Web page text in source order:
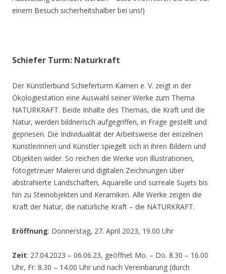
einem Besuch sicherheitshalber bei uns!)
Schiefer Turm: Naturkraft
Der Künstlerbund Schieferturm Kamen e. V. zeigt in der
Ökologiestation eine Auswahl seiner Werke zum Thema
NATURKRAFT. Beide Inhalte des Themas, die Kraft und die
Natur, werden bildnerisch aufgegriffen, in Frage gestellt und
gepriesen. Die Individualität der Arbeitsweise der einzelnen
Künstlerinnen und Künstler spiegelt sich in ihren Bildern und
Objekten wider. So reichen die Werke von Illustrationen,
fotogetreuer Malerei und digitalen Zeichnungen über
abstrahierte Landschaften, Aquarelle und surreale Sujets bis
hin zu Steinobjekten und Keramiken. Alle Werke zeigen die
Kraft der Natur, die natürliche Kraft – die NATURKRAFT.
Eröffnung: Donnerstag, 27. April 2023, 19.00 Uhr
Zeit: 27.04.2023 – 06.06.23, geöffnet Mo. – Do. 8.30 – 16.00
Uhr, Fr. 8.30 – 14.00 Uhr und nach Vereinbarung (durch